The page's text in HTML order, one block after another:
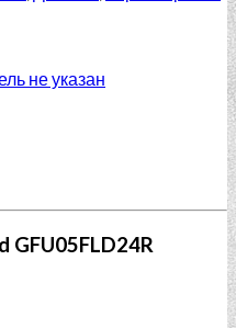
не указан
GFU05FLD24R